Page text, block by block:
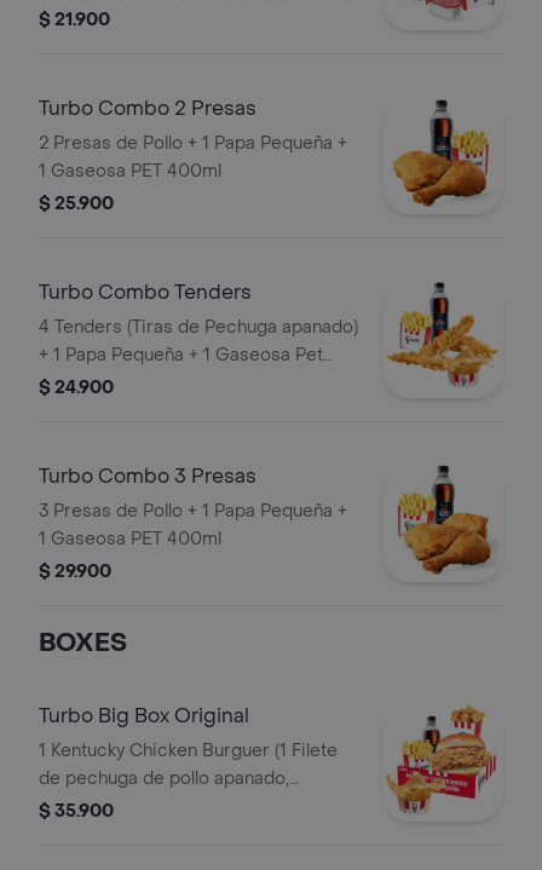
+ 1 Gaseosa PET 400ml + 1 Blister de
$ 21.900
Turbo Combo 2 Presas
2 Presas de Pollo + 1 Papa Pequeña +
1 Gaseosa PET 400ml
$ 25.900
Turbo Combo Tenders
4 Tenders (Tiras de Pechuga apanado)
+ 1 Papa Pequeña + 1 Gaseosa Pet
400ml + 1 Balde de Salsa 100g
$ 24.900
Turbo Combo 3 Presas
3 Presas de Pollo + 1 Papa Pequeña +
1 Gaseosa PET 400ml
$ 29.900
BOXES
Turbo Big Box Original
1 Kentucky Chicken Burguer (1 Filete
de pechuga de pollo apanado,
pepinillos, mayonesa premium y
$ 35.900